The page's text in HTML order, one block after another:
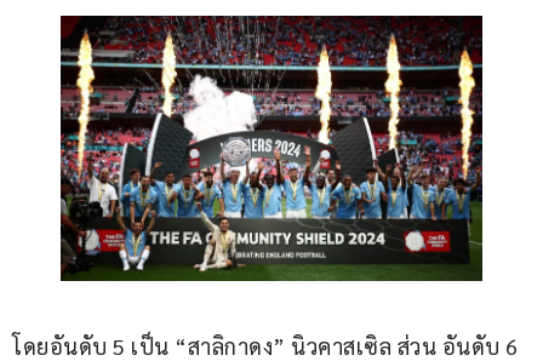
โดยอันดับ 5 เป็น “สาลิกาดง” นิวคาสเซิล ส่วน อันดับ 6